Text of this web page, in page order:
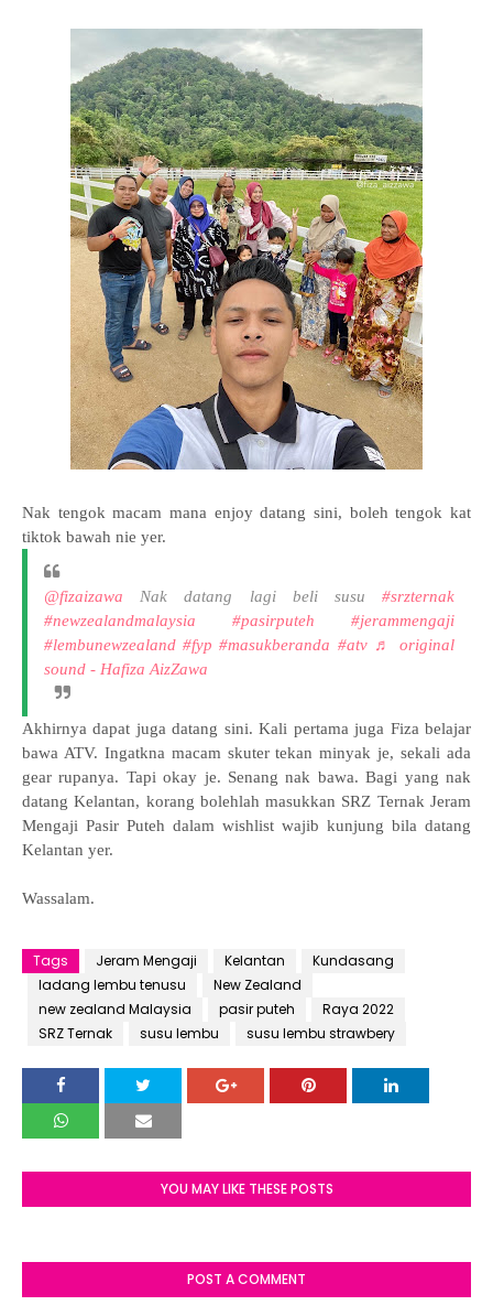
Nak tengok macam mana enjoy datang sini, boleh tengok kat
tiktok bawah nie yer.
@fizaizawa Nak datang lagi beli susu #srzternak
#newzealandmalaysia
#pasirputeh
#jerammengaji
#lembunewzealand #fyp #masukberanda #atv ♬ original
sound - Hafiza AizZawa
Akhirnya dapat juga datang sini. Kali pertama juga Fiza belajar
bawa ATV. Ingatkna macam skuter tekan minyak je, sekali ada
gear rupanya. Tapi okay je. Senang nak bawa. Bagi yang nak
datang Kelantan, korang bolehlah masukkan SRZ Ternak Jeram
Mengaji Pasir Puteh dalam wishlist wajib kunjung bila datang
Kelantan yer.
Wassalam.
Tags Jeram Mengaji Kelantan
Kundasang
ladang lembu tenusu
New Zealand
new zealand Malaysia
pasir puteh
Raya 2022
SRZ Ternak
susu lembu susu lembu strawbery
YOU MAY LIKE THESE POSTS
POST A COMMENT